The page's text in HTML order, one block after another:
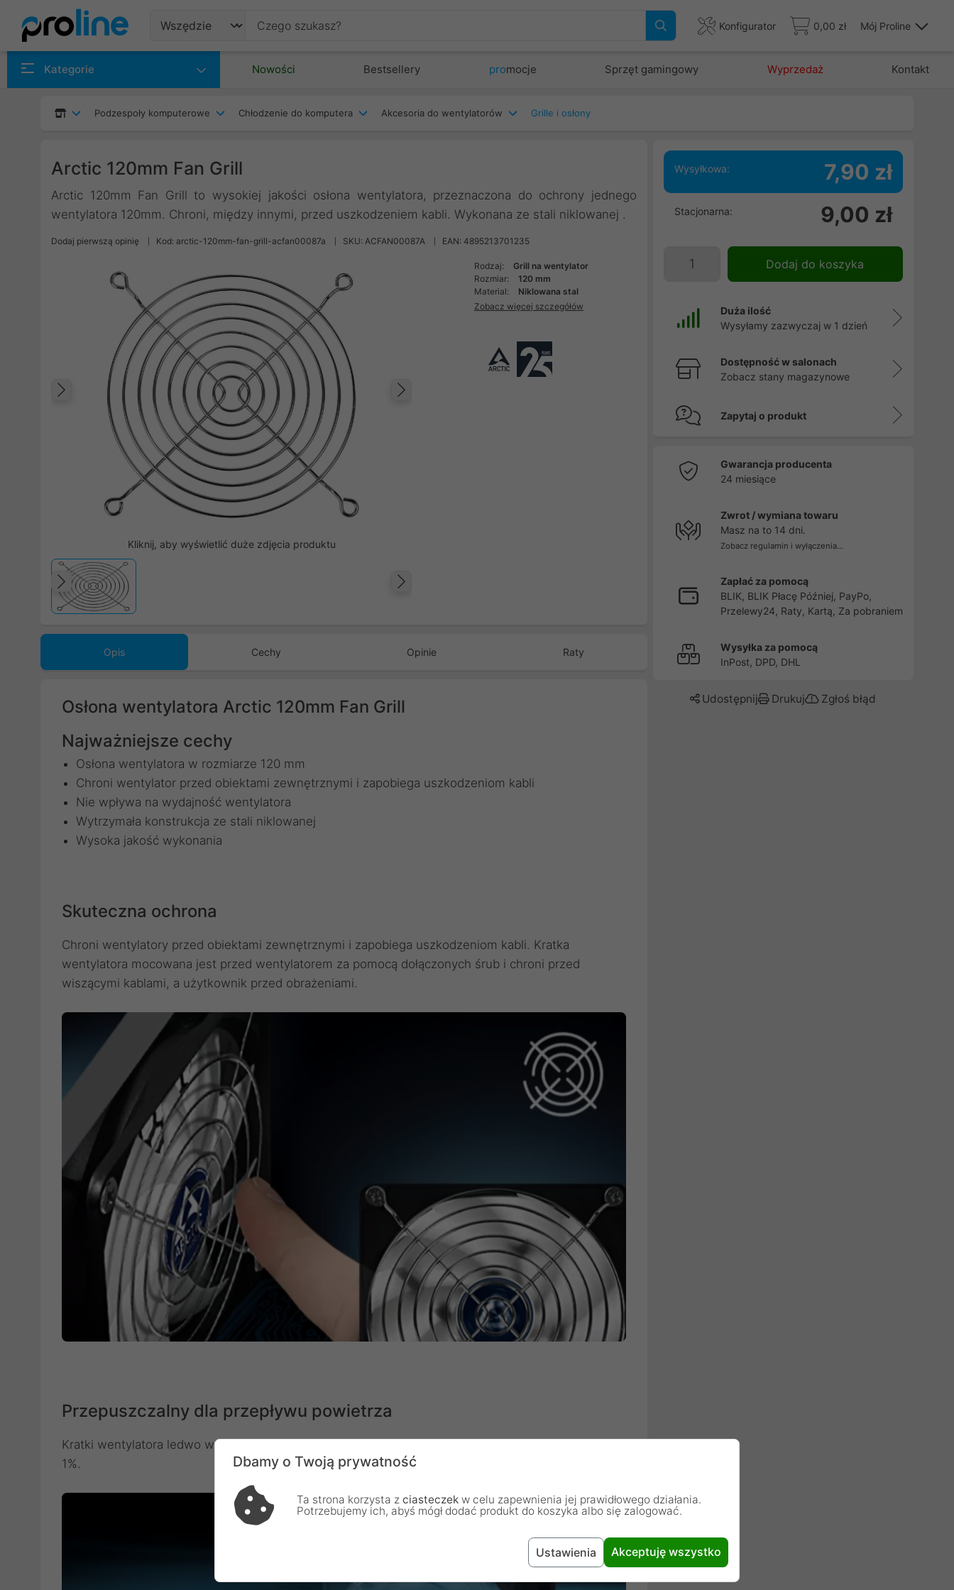
Konfigurator 0,00 zł Mój Proline
Kategorie Nowości Bestsellery promocje Sprzęt gamingowy Wyprzedaż Kontakt
Podzespoły komputerowe Chłodzenie do komputera Akcesoria do wentylatorów Grille i osłony
Arctic 120mm Fan Grill
Arctic 120mm Fan Grill to wysokiej jakości osłona wentylatora, przeznaczona do ochrony jednego
wentylatora 120mm. Chroni, między innymi, przed uszkodzeniem kabli. Wykonana ze stali niklowanej .
Dodaj pierwszą opinię Kod: arctic-120mm-fan-grill-acfan00087a SKU: ACFAN00087A EAN: 4895213701235
Poprzedni
Kliknij, aby wyświetlić duże zdjęcia produktu
Poprzedni
Rodzaj:
Grill na wentylator
Rozmiar:
120 mm
Material:
Niklowana stal
Zobacz więcej szczegółów
Opis Cechy Opinie Raty
Osłona wentylatora Arctic 120mm Fan Grill
Najważniejsze cechy
Osłona wentylatora w rozmiarze 120 mm
Chroni wentylator przed obiektami zewnętrznymi i zapobiega uszkodzeniom kabli
Nie wpływa na wydajność wentylatora
Wytrzymała konstrukcja ze stali niklowanej
Wysoka jakość wykonania
Skuteczna ochrona
Chroni wentylatory przed obiektami zewnętrznymi i zapobiega uszkodzeniom kabli. Kratka
wentylatora mocowana jest przed wentylatorem za pomocą dołączonych śrub i chroni przed
wiszącymi kablami, a użytkownik przed obrażeniami.
Przepuszczalny dla przepływu powietrza
Kratki wentylatora ledwo wpływają na wydajność - wpływ na przepływ powietrza wynosi mniej niż
1%.
Wysyłkowa: 7,90 zł
Stacjonarna: 9,00 zł
Dodaj do koszyka
Duża ilość
Wysyłamy zazwyczaj w 1 dzień
Dostępność w salonach
Zobacz stany magazynowe
Zapytaj o produkt
Gwarancja producenta
24 miesiące
Zwrot / wymiana towaru
Masz na to 14 dni.
Zobacz regulamin i wyłączenia...
Zapłać za pomocą
BLIK, BLIK Płacę Później, PayPo,
Przelewy24, Raty, Kartą, Za pobraniem
Wysyłka za pomocą
InPost, DPD, DHL
Udostępnij Drukuj Zgłoś błąd
Dbamy o Twoją prywatność
Ta strona korzysta z ciasteczek w celu zapewnienia jej prawidłowego działania.
Potrzebujemy ich, abyś mógł dodać produkt do koszyka albo się zalogować.
Ustawienia Akceptuję wszystko